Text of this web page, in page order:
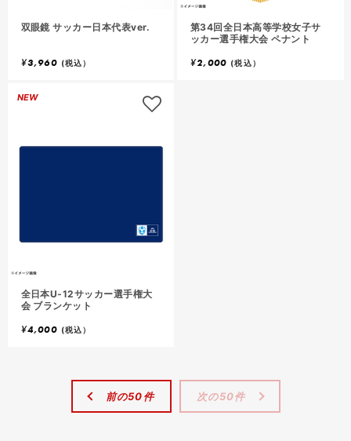
双眼鏡 サッカー日本代表ver.
¥3,960 (税込）
第34回全日本高等学校女子サ
ッカー選手権大会 ペナント
¥2,000 (税込）
NEW
全日本U-12サッカー選手権大
会 ブランケット
¥4,000 (税込）
前の50件 次の50件